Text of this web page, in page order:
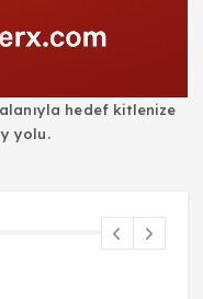
hedef kitlenize
yolu.